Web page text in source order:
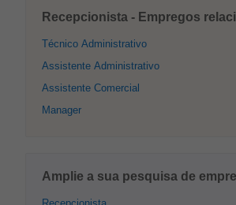
Recepcionista - Empregos
Técnico Administrativo
Assistente Administrativo
Assistente Comercial
Manager
Amplie a sua pesquisa de